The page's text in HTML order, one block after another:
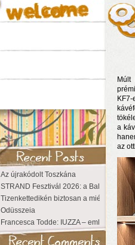
Az újrakódolt Toszkána
STRAND Fesztivál 2026: a Balaton
Tizenkettedikén biztosan a miénk a Sziget!
Odüsszeia
Francesca Todde: IUZZA – emlékezet,
Múlt
a
az